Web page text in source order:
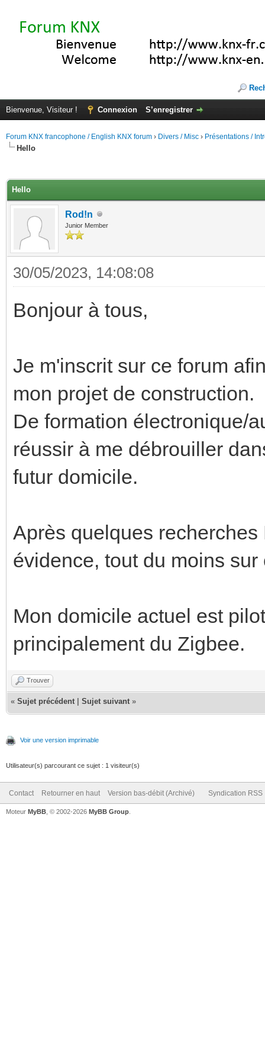
Bienvenue, Visiteur ! Connexion S’enregistrer
Forum KNX francophone / English KNX forum › Divers / Misc › Présentations /
Hello
Hello
Rod!n
Junior Member
30/05/2023, 14:08:08
Bonjour à tous,
Je m'inscrit sur ce forum
mon projet de construction.
De formation électronique/
réussir à me débrouiller
futur domicile.
Après quelques
évidence, tout du moins
Mon domicile actuel est
principalement du Zigbee.
Trouver
« Sujet précédent Sujet suivant »
Voir une version imprimable
Utilisateur(s) parcourant ce sujet : 1 visiteur(s)
Contact Retourner en haut Version bas-débit (Archivé) Syndication RSS
Moteur MyBB , © 2002-2026 MyBB Group